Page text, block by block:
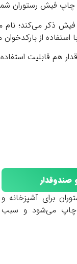
چاپ فیش
ذکر می‌کند؛
از بارکدخوان
هم قابلیت استفاده
برای آشپزخانه و
چاپ می‌شود و سبب